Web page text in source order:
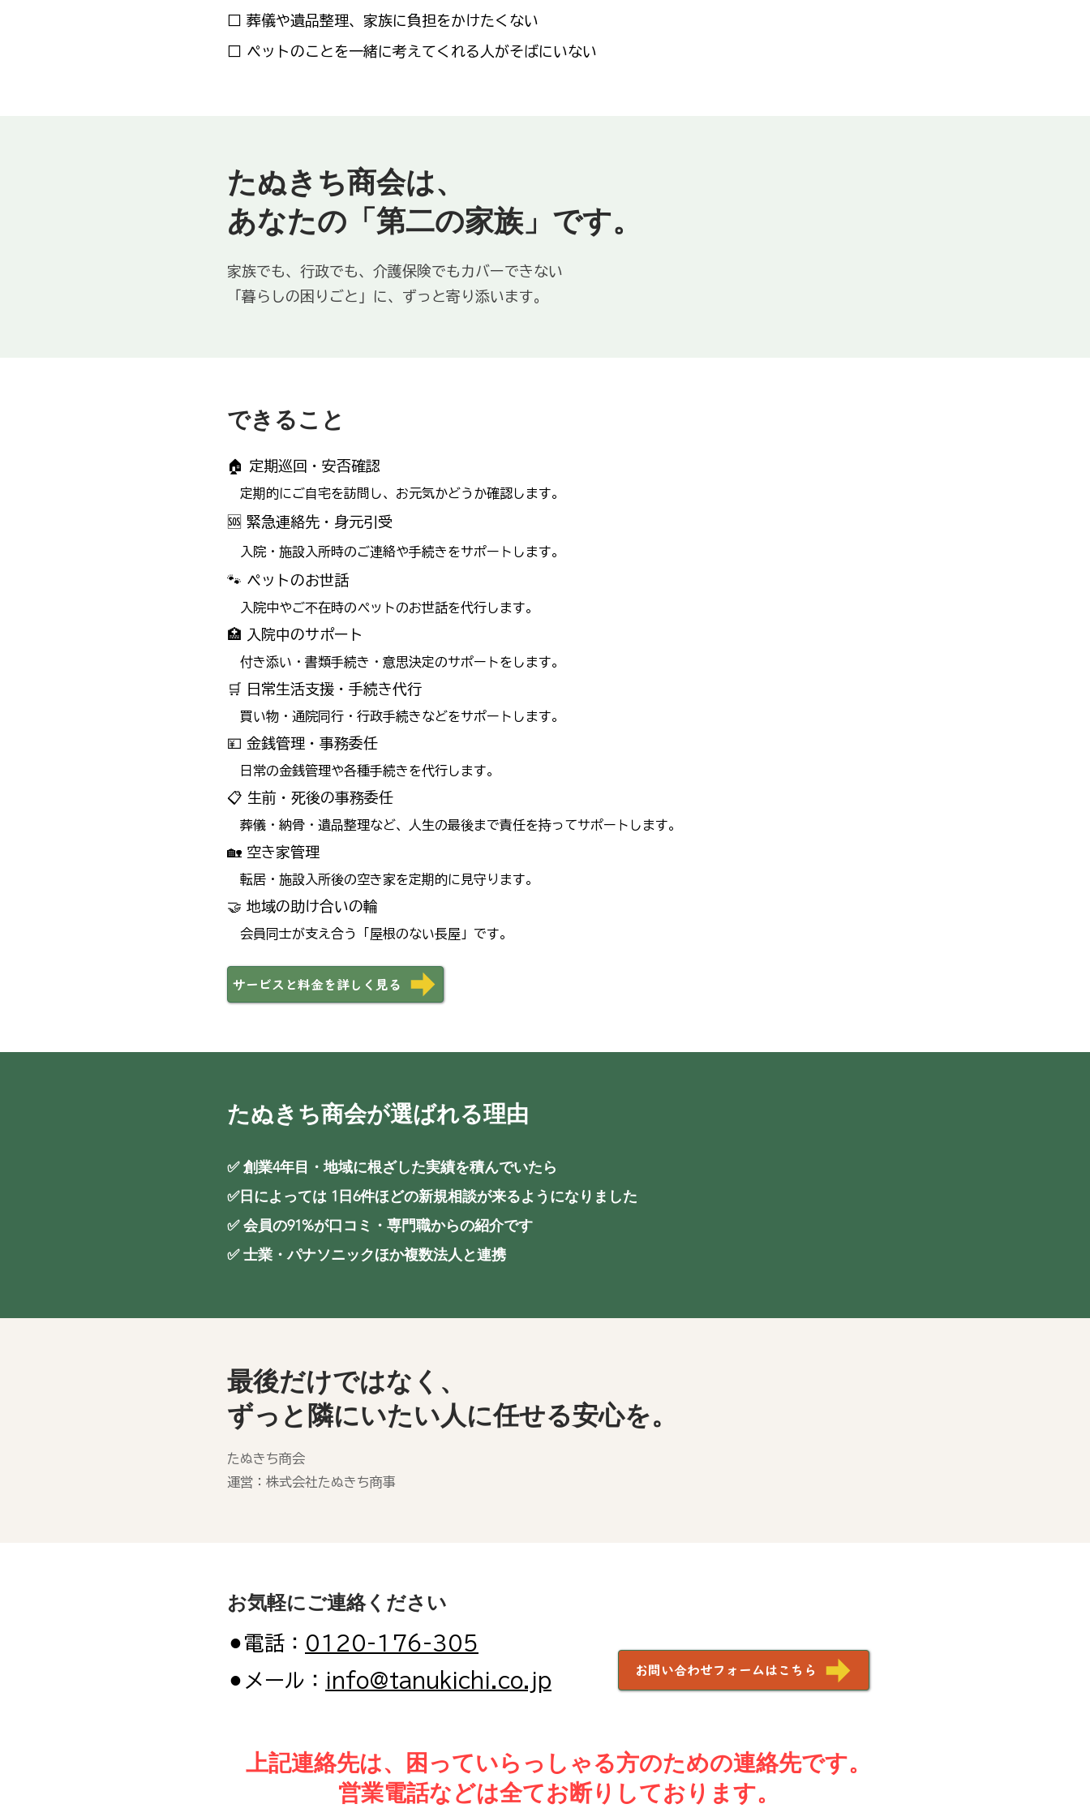
□ 葬儀や遺品整理、家族に負担をかけたくない
□ ペットのことを一緒に考えてくれる人がそばにいない
たぬきち商会は、
あなたの「第二の家族」です。
家族でも、行政でも、介護保険でもカバーできない
「暮らしの困りごと」に、ずっと寄り添います。
できること
🏠 定期巡回・安否確認
定期的にご自宅を訪問し、お元気かどうか確認します。
🆘 緊急連絡先・身元引受
入院・施設入所時のご連絡や手続きをサポートします。
🐾 ペットのお世話
入院中やご不在時のペットのお世話を代行します。
🏥 入院中のサポート
付き添い・書類手続き・意思決定のサポートをします。
🛒 日常生活支援・手続き代行
買い物・通院同行・行政手続きなどをサポートします。
💴 金銭管理・事務委任
日常の金銭管理や各種手続きを代行します。
📋 生前・死後の事務委任
葬儀・納骨・遺品整理など、人生の最後まで責任を持ってサポートします。
🏡 空き家管理
転居・施設入所後の空き家を定期的に見守ります。
🤝 地域の助け合いの輪
会員同士が支え合う「屋根のない長屋」です。
サービスと料金を詳しく見る
たぬきち商会が選ばれる理由
✅ 創業4年目・地域に根ざした実績を積んでいたら
✅日によっては 1日6件ほどの新規相談が来るようになりました
✅ 会員の91%が口コミ・専門職からの紹介です
✅ 士業・パナソニックほか複数法人と連携
最後だけではなく、
ずっと隣にいたい人に任せる安心を。
たぬきち商会
運営：株式会社たぬきち商事
お気軽にご連絡ください
⚫︎電話： 0120-176-305
⚫︎メール： info@tanukichi.co.jp お問い合わせフォームはこちら
上記連絡先は、困っていらっしゃる方のための連絡先です。
営業電話などは全てお断りしております。